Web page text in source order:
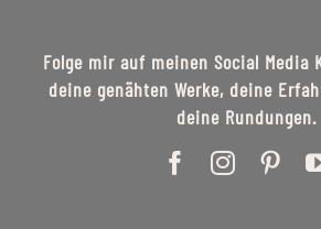
Folge mir auf meinen Social Media
deine genähten Werke, deine
deine Rundungen.